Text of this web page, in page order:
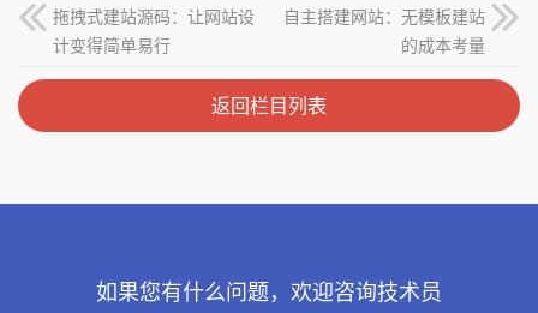
拖拽式建站源码：让网站设
计变得简单易行
自主搭建网站：无模板建站
的成本考量
返回栏目列表
如果您有什么问题，欢迎咨询技术员